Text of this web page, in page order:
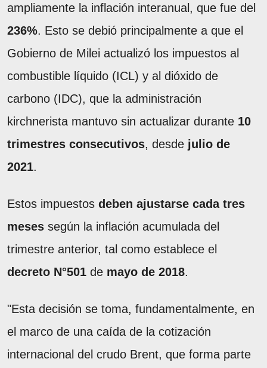
ampliamente la inflación interanual, que fue del
236%. Esto se debió principalmente a que el
Gobierno de Milei actualizó los impuestos al
combustible líquido (ICL) y al dióxido de
carbono (IDC), que la administración
kirchnerista mantuvo sin actualizar durante 10
trimestres consecutivos, desde julio de
2021.
Estos impuestos deben ajustarse cada tres
meses según la inflación acumulada del
trimestre anterior, tal como establece el
decreto N°501 de mayo de 2018.
"Esta decisión se toma, fundamentalmente, en
el marco de una caída de la cotización
internacional del crudo Brent, que forma parte